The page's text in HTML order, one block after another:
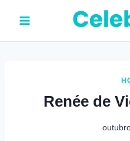
o
Renée de